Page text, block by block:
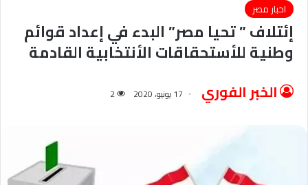
اخبار مصر
إئتلاف ” تحيا مصر” البدء في إعداد قوائم
وطنية للأستحقاقات الأنتخابية القادمة
الخبر الفوري 17 يونيو، 2020 2